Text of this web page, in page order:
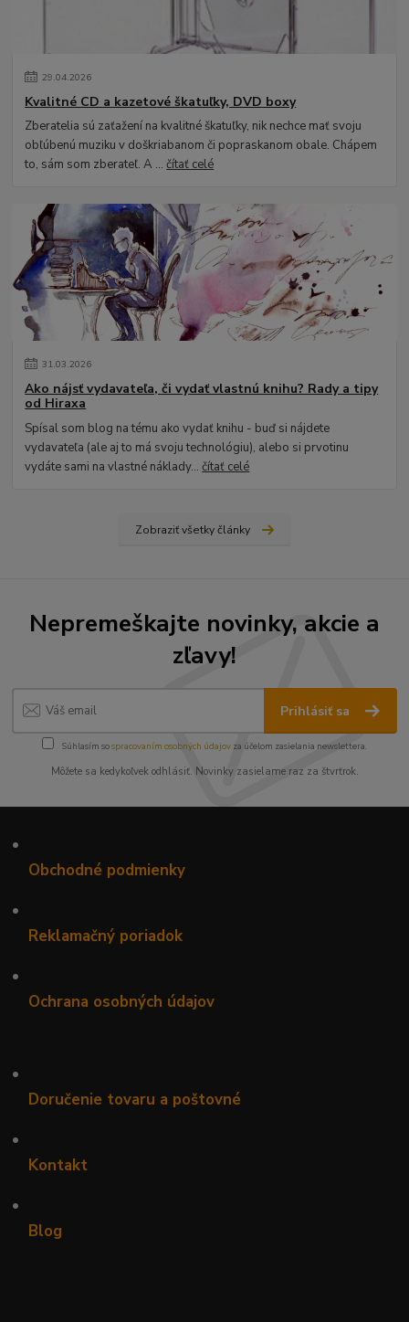
29.04.2026
Kvalitné CD a kazetové škatuľky, DVD boxy
Zberatelia sú zaťažení na kvalitné škatuľky, nik nechce mať svoju
obľúbenú muziku v doškriabanom či popraskanom obale. Chápem
to, sám som zberateľ. A ...čítať celé
31.03.2026
Ako nájsť vydavateľa, či vydať vlastnú knihu? Rady a tipy
od Hiraxa
Spísal som blog na tému ako vydať knihu - buď si nájdete
vydavateľa (ale aj to má svoju technológiu), alebo si prvotinu
vydáte sami na vlastné náklady...čítať celé
Zobraziť všetky články
Nepremeškajte novinky, akcie a
zľavy!
Prihlásiť sa
Súhlasím sospracovaním osobných údajov za účelom zasielania newslettera.
Môžete sa kedykoľvek odhlásiť. Novinky zasielame raz za štvrťrok.
•
Obchodné podmienky
•
Reklamačný poriadok
•
Ochrana osobných údajov
•
Doručenie tovaru a poštovné
•
Kontakt
•
Blog